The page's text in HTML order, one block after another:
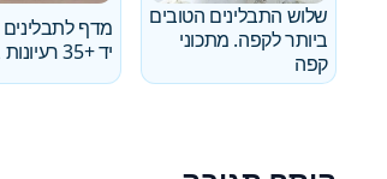
שלוש התבלינים הטובים
ביותר לקפה. מתכוני
קפה
מדף
יד +35 רעיונות בתמונות